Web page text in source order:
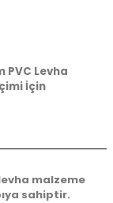
PVC Levha
İçin
malzeme
sahiptir.